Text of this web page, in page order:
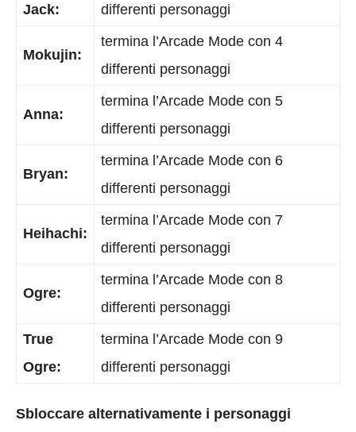
Jack:
differenti personaggi
Mokujin:
termina l’Arcade Mode con 4
differenti personaggi
Anna:
termina l’Arcade Mode con 5
differenti personaggi
Bryan:
termina l’Arcade Mode con 6
differenti personaggi
Heihachi:
termina l’Arcade Mode con 7
differenti personaggi
Ogre:
termina l’Arcade Mode con 8
differenti personaggi
True
Ogre:
termina l’Arcade Mode con 9
differenti personaggi
Sbloccare alternativamente i personaggi